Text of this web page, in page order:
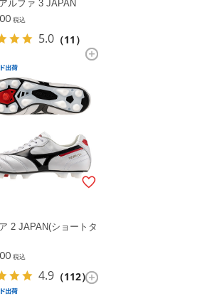
ルファ 3 JAPAN
税込
5.0 （11）
2 JAPAN(ショートタ
税込
4.9 （112）